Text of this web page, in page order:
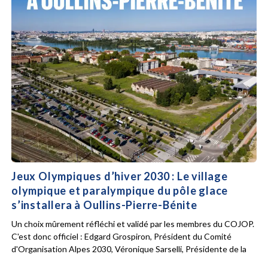
Jeux Olympiques d’hiver 2030 : Le village
olympique et paralympique du pôle glace
s’installera à Oullins-Pierre-Bénite
Un choix mûrement réfléchi et validé par les membres du COJOP.
C'est donc officiel : Edgard Grospiron, Président du Comité
d'Organisation Alpes 2030, Véronique Sarselli, Présidente de la